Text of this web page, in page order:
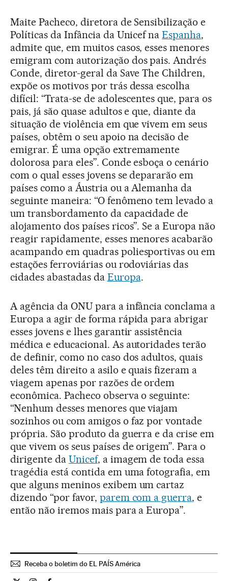
Maite Pacheco, diretora de Sensibilização e
Políticas da Infância da Unicef naEspanha,
admite que, em muitos casos, esses menores
emigram com autorização dos pais. Andrés
Conde, diretor-geral da Save The Children,
expõe os motivos por trás dessa escolha
difícil: “Trata-se de adolescentes que, para os
pais, já são quase adultos e que, diante da
situação de violência em que vivem em seus
países, obtêm o seu apoio na decisão de
emigrar. É uma opção extremamente
dolorosa para eles”. Conde esboça o cenário
com o qual esses jovens se depararão em
países como a Áustria ou a Alemanha da
seguinte maneira: “O fenômeno tem levado a
um transbordamento da capacidade de
alojamento dos países ricos”. Se a Europa não
reagir rapidamente, esses menores acabarão
acampando em quadras poliesportivas ou em
estações ferroviárias ou rodoviárias das
cidades abastadas da Europa.
A agência da ONU para a infância conclama a
Europa a agir de forma rápida para abrigar
esses jovens e lhes garantir assistência
médica e educacional. As autoridades terão
de definir, como no caso dos adultos, quais
deles têm direito a asilo e quais fizeram a
viagem apenas por razões de ordem
econômica. Pacheco observa o seguinte:
“Nenhum desses menores que viajam
sozinhos ou com amigos o faz por vontade
própria. São produto da guerra e da crise em
que vivem os seus países de origem”. Para o
dirigente da Unicef, a imagem de toda essa
tragédia está contida em uma fotografia, em
que alguns meninos exibem um cartaz
dizendo “por favor, parem com a guerra, e
então não iremos mais para a Europa”.
Receba o boletim do EL PAÍS América